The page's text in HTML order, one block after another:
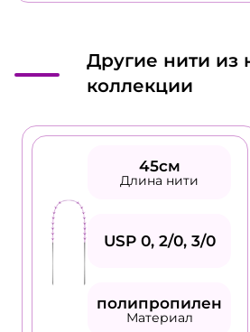
Другие нити из
коллекции
45см
Длина нити
USP 0, 2/0, 3/0
полипропилен
Материал